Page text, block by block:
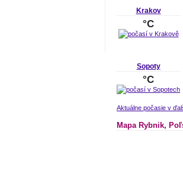
Krakov
°C
Sopoty
°C
Aktuálne počasie v
Mapa Rybnik,